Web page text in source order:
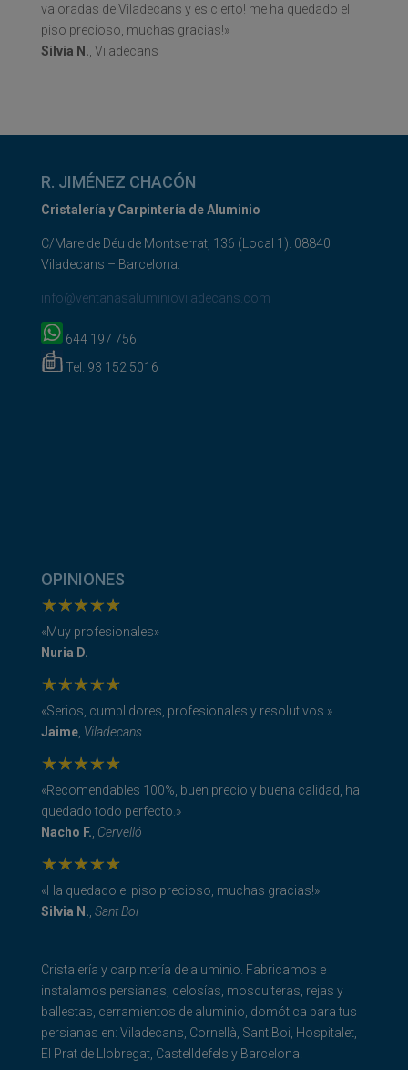
valoradas de Viladecans y es cierto! me ha quedado el
piso precioso, muchas gracias!»
Silvia N. , Viladecans
R. JIMÉNEZ CHACÓN
Cristalería y Carpintería de Aluminio
C/Mare de Déu de Montserrat, 136 (Local 1). 08840
Viladecans – Barcelona.
info@ventanasaluminioviladecans.com
644 197 756
Tel. 93 152 5016
OPINIONES
«Muy profesionales»
Nuria D.
«Serios, cumplidores, profesionales y resolutivos.»
Jaime, Viladecans
«Recomendables 100%, buen precio y buena calidad, ha
quedado todo perfecto.»
Nacho F. Cervelló
«Ha quedado el piso precioso, muchas gracias!»
Silvia N. Sant Boi
Cristalería y carpintería de aluminio. Fabricamos e
instalamos persianas, celosías, mosquiteras, rejas y
ballestas, cerramientos de aluminio, domótica para tus
persianas en: Viladecans, Cornellà, Sant Boi, Hospitalet,
El Prat de Llobregat, Castelldefels y Barcelona.